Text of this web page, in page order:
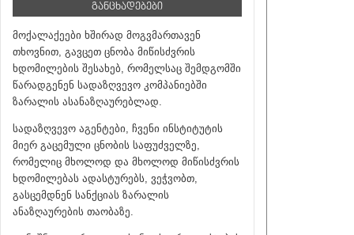
ᲒᲐᲜᲪᲮᲐᲓᲔᲑᲔᲑᲘ
მოქალაქეები ხშირად მოგვმართავენ
თხოვნით, გავცეთ ცნობა მიწისძვრის
ხდომილების შესახებ, რომელსაც შემდგომში
წარადგენენ სადაზღვევო კომპანიებში
ზარალის ასანაზღაურებლად.
სადაზღვევო აგენტები, ჩვენი ინსტიტუტის
მიერ გაცემული ცნობის საფუძველზე,
რომელიც მხოლოდ და მხოლოდ მიწისძვრის
ხდომილებას ადასტურებს, ვეჭვობთ,
გასცემდნენ სანქციას ზარალის
ანაზღაურების თაობაზე.